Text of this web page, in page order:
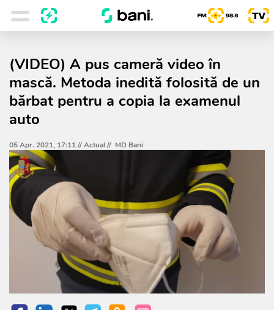
(VIDEO) A pus cameră video în
mască. Metoda inedită folosită de un
bărbat pentru a copia la examenul
auto
05 Apr. 2021, 17:11 //Actual// MD Bani